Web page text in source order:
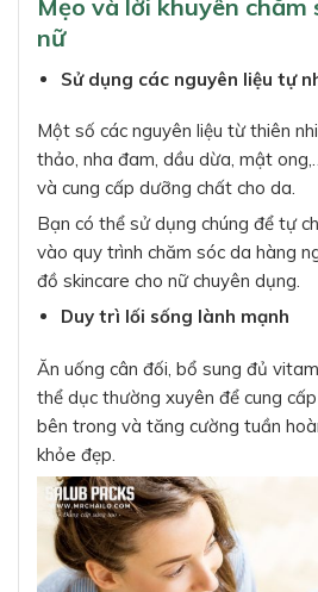
Mẹo và lời khuyên chăm
nữ
Sử dụng các nguyên liệu tự
Một số các nguyên liệu từ thiên
thảo, nha đam, dầu dừa, mật
và cung cấp dưỡng chất cho da.
Bạn có thể sử dụng chúng để tự
vào quy trình chăm sóc da hàng
đồ skincare cho nữ chuyên dụng.
Duy trì lối sống lành mạnh
Ăn uống cân đối, bổ sung đủ
thể dục thường xuyên để cung
bên trong và tăng cường tuần
khỏe đẹp.